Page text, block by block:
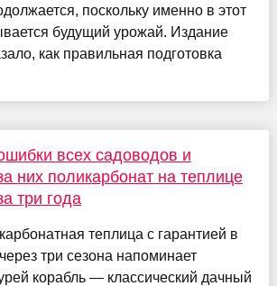
поскольку именно в этот
будущий урожай. Издание
как правильная подготовка
всех садоводов и
них поликарбонат на теплице
три года
теплица с гарантией в
три сезона напоминает
корабль — классический дачный